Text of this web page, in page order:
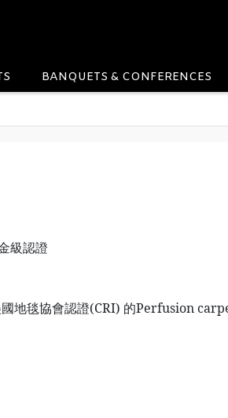
BANQUETS & CONFERENCES
級認證
地毯協會認證(CRI) 的Perfusion